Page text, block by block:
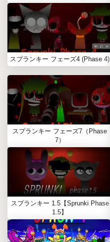
スプランキー フェーズ4 (Phase 4)
スプランキー フェーズ7（Phase
7）
スプランキー 1.5【Sprunki Phase
1.5】